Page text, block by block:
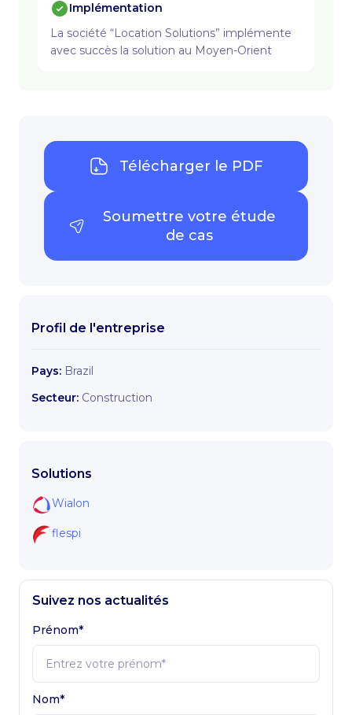
Implémentation
La société “Location Solutions” implémente
avec succès la solution au Moyen-Orient
Télécharger le PDF
Soumettre votre étude
de cas
Profil de l'entreprise
Pays: Brazil
Secteur: Construction
Solutions
Wialon
flespi
Suivez nos actualités
Prénom*
Nom*